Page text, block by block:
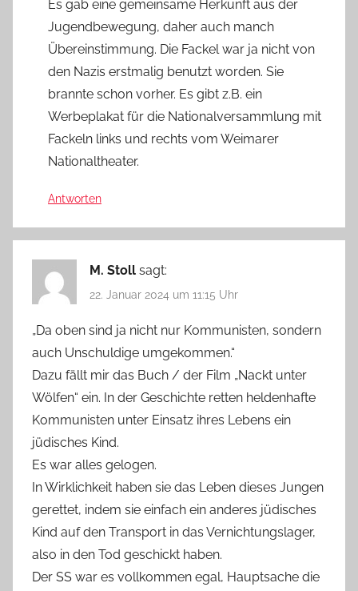
Es gab eine gemeinsame Herkunft aus der
Jugendbewegung, daher auch manch
Übereinstimmung. Die Fackel war ja nicht von
den Nazis erstmalig benutzt worden. Sie
brannte schon vorher. Es gibt z.B. ein
Werbeplakat für die Nationalversammlung mit
Fackeln links und rechts vom Weimarer
Nationaltheater.
Antworten
M. Stoll sagt:
22. Januar 2024 um 11:15 Uhr
„Da oben sind ja nicht nur Kommunisten, sondern
auch Unschuldige umgekommen.“
Dazu fällt mir das Buch / der Film „Nackt unter
Wölfen“ ein. In der Geschichte retten heldenhafte
Kommunisten unter Einsatz ihres Lebens ein
jüdisches Kind.
Es war alles gelogen.
In Wirklichkeit haben sie das Leben dieses Jungen
gerettet, indem sie einfach ein anderes jüdisches
Kind auf den Transport in das Vernichtungslager,
also in den Tod geschickt haben.
Der SS war es vollkommen egal, Hauptsache die